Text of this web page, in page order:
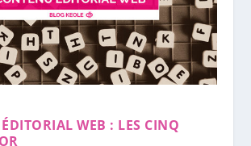
WEB : LES CINQ